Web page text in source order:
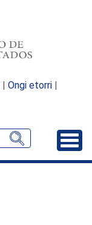
| Ongi etorri |